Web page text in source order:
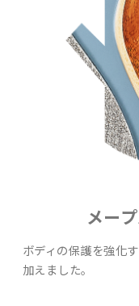
メー
ボディの保護を強化
加えました｡